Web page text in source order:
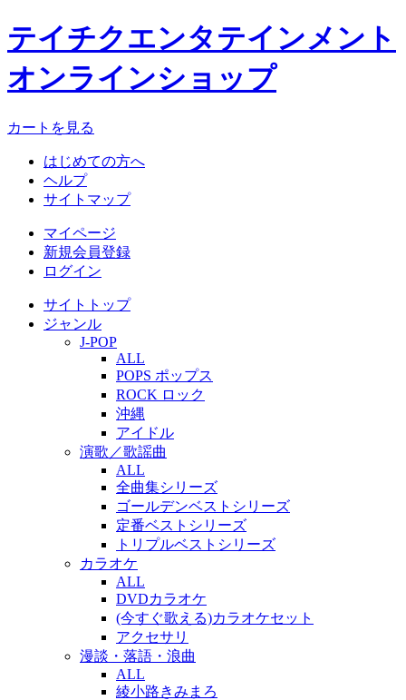
テイチクエンタテインメント
オンラインショップ
カートを見る
はじめての方へ
ヘルプ
サイトマップ
マイページ
新規会員登録
ログイン
サイトトップ
ジャンル
J-POP
ALL
POPS ポップス
ROCK ロック
沖縄
アイドル
演歌／歌謡曲
ALL
全曲集シリーズ
ゴールデンベストシリーズ
定番ベストシリーズ
トリプルベストシリーズ
カラオケ
ALL
DVDカラオケ
(今すぐ歌える)カラオケセット
アクセサリ
漫談・落語・浪曲
ALL
綾小路きみまろ